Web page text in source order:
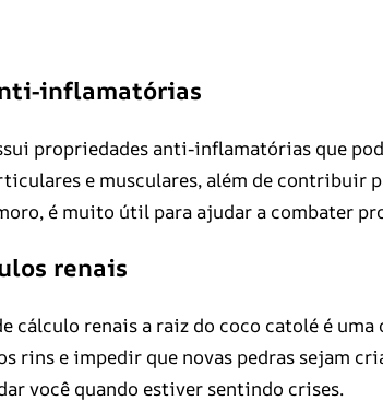
inflamatórias
propriedades anti-inflamatórias que
e musculares, além de contribuir
é muito útil para ajudar a combater
renais
cálculo renais a raiz do coco catolé é
rins e impedir que novas pedras sejam
você quando estiver sentindo crises.